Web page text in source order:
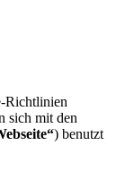
Richtlinien
sich mit den
) benutzt